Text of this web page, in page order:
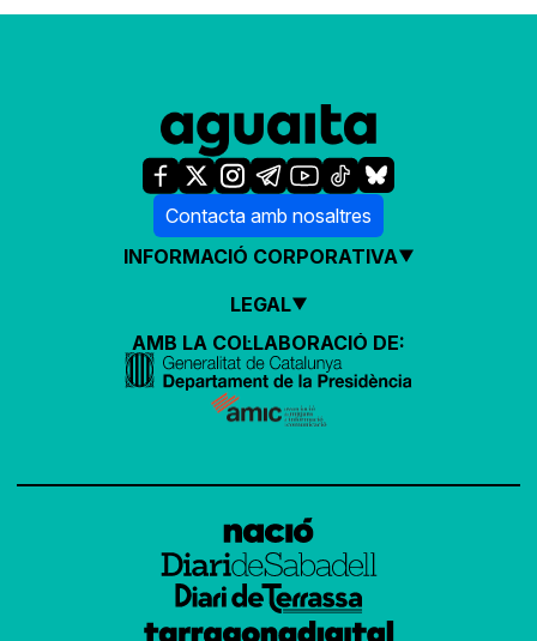
Contacta amb nosaltres
INFORMACIÓ CORPORATIVA
LEGAL
AMB LA COL·LABORACIÓ DE: